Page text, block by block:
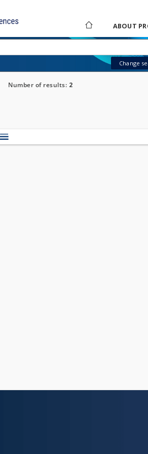
ABOUT
Change
Number of results: 2